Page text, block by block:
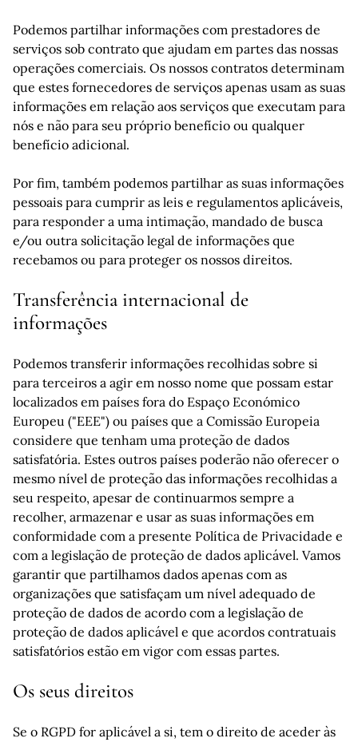
Podemos partilhar informações com prestadores de
serviços sob contrato que ajudam em partes das nossas
operações comerciais. Os nossos contratos determinam
que estes fornecedores de serviços apenas usam as suas
informações em relação aos serviços que executam para
nós e não para seu próprio benefício ou qualquer
benefício adicional.
Por fim, também podemos partilhar as suas informações
pessoais para cumprir as leis e regulamentos aplicáveis,
para responder a uma intimação, mandado de busca
e/ou outra solicitação legal de informações que
recebamos ou para proteger os nossos direitos.
Transferência internacional de
informações
Podemos transferir informações recolhidas sobre si
para terceiros a agir em nosso nome que possam estar
localizados em países fora do Espaço Económico
Europeu ("EEE") ou países que a Comissão Europeia
considere que tenham uma proteção de dados
satisfatória. Estes outros países poderão não oferecer o
mesmo nível de proteção das informações recolhidas a
seu respeito, apesar de continuarmos sempre a
recolher, armazenar e usar as suas informações em
conformidade com a presente Política de Privacidade e
com a legislação de proteção de dados aplicável. Vamos
garantir que partilhamos dados apenas com as
organizações que satisfaçam um nível adequado de
proteção de dados de acordo com a legislação de
proteção de dados aplicável e que acordos contratuais
satisfatórios estão em vigor com essas partes.
Os seus direitos
Se o RGPD for aplicável a si, tem o direito de aceder às